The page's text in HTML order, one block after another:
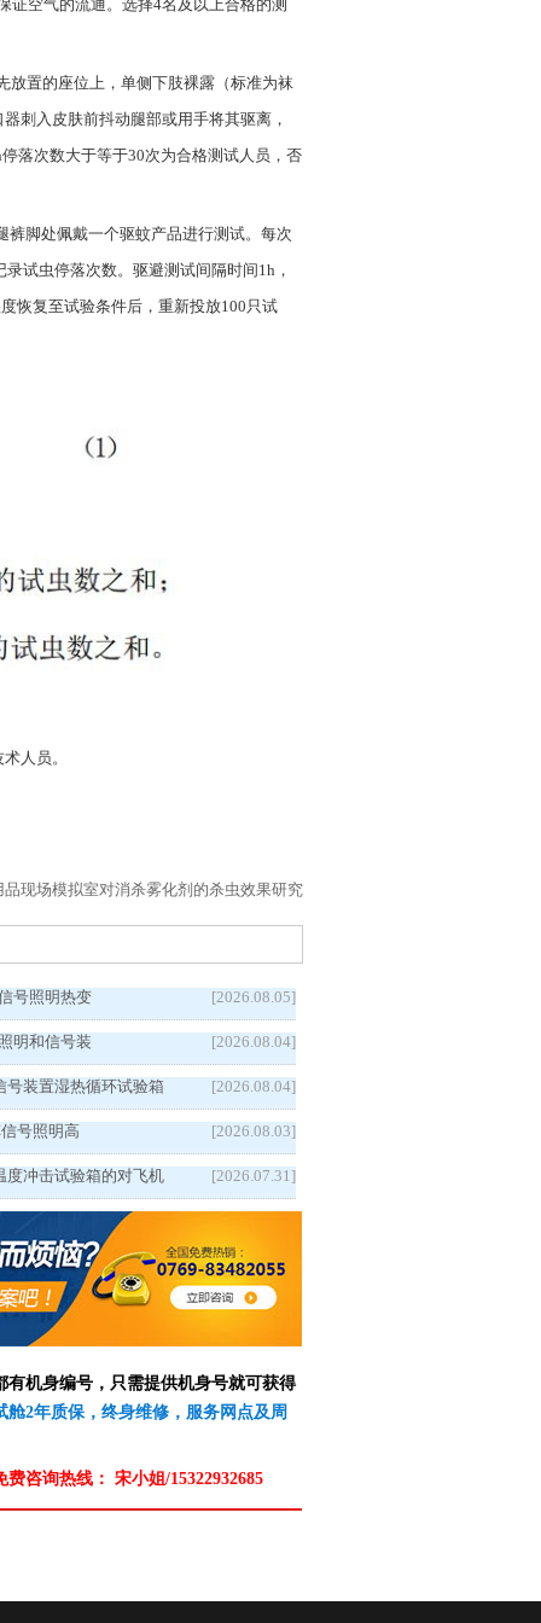
证空气的流通。选择4名及以上合格的测
放置的座位上，单侧下肢裸露（标准为袜
刺入皮肤前抖动腿部或用手将其驱离，
落次数大于等于30次为合格测试人员，否
脚处佩戴一个驱蚊产品进行测试。每次
试虫停落次数。驱避测试间隔时间1h，
恢复至试验条件后，重新投放100只试
人员。
现场模拟室对消杀雾化剂的杀虫效果研究
[2026.08.05]
号照明热变
[2026.08.04]
明和信号装
[2026.08.04]
号装置湿热循环试验箱
[2026.08.03]
号照明高
[2026.07.31]
度冲击试验箱的对飞机
有机身编号，只需提供机身号就可获得
2年质保，终身维修，服务网点及周
费咨询热线： 宋小姐/15322932685